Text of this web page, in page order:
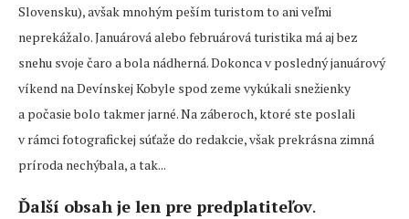
Slovensku), avšak mnohým peším turistom to ani veľmi
neprekážalo. Januárová alebo februárová turistika má aj bez
snehu svoje čaro a bola nádherná. Dokonca v posledný januárový
víkend na Devínskej Kobyle spod zeme vykúkali snežienky
a počasie bolo takmer jarné. Na záberoch, ktoré ste poslali
v rámci fotografickej súťaže do redakcie, však prekrásna zimná
príroda nechýbala, a tak...
Ďalší obsah je len pre predplatiteľov.